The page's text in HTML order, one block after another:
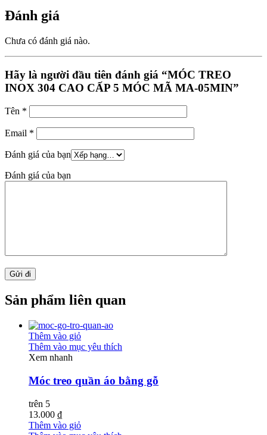
Đánh giá
Chưa có đánh giá nào.
Hãy là người đầu tiên đánh giá “MÓC TREO
INOX 304 CAO CẤP 5 MÓC MÃ MA-05MIN”
Tên *
Email *
Đánh giá của bạn
Đánh giá của bạn
Sản phẩm liên quan
Thêm vào giỏ
Thêm vào mục yêu thích
Xem nhanh
Móc treo quần áo bằng gỗ
trên 5
13.000 ₫
Thêm vào giỏ